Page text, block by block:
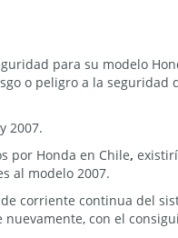
para su modelo
o peligro a la seguridad
2007.
por Honda en Chile,
al modelo 2007.
corriente continua del
con el